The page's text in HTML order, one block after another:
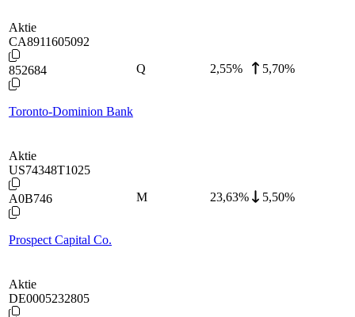
Aktie
CA8911605092
852684
Toronto-Dominion Bank
Q 2,55% 5,70%
Aktie
US74348T1025
A0B746
Prospect Capital Co.
M 23,63% 5,50%
Aktie
DE0005232805